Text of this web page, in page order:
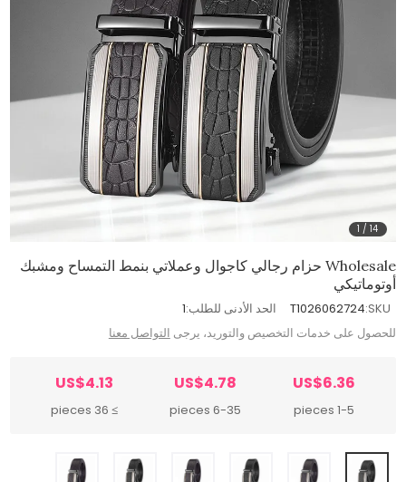
1 /14
Wholesale حزام رجالي كاجوال وعملاتي بنمط التمساح ومشبك
أوتوماتيكي
SKU:
T1026062724 الحد الأدنى للطلب:1
للحصول على خدمات التخصيص والتوريد، يرجى التواصل معنا
US$6.36
1-5 pieces
US$4.78
6-35 pieces
US$4.13
≥ 36 pieces